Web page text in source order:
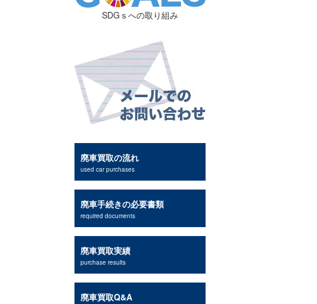
SDGｓへの取り組み
廃車買取の流れ
used car purchases
廃車手続きの必要書類
required documents
廃車買取実績
purchase results
廃車買取Q&A